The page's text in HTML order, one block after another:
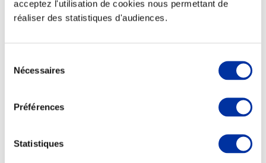
acceptez l'utilisation de cookies nous permettant de
réaliser des statistiques d'audiences.
Nécessaires
Préférences
Statistiques
Bien-être, Protection et Santé des animaux